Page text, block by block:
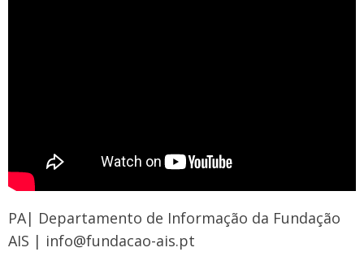
PA| Departamento de Informação da Fundação
AIS | info@fundacao-ais.pt